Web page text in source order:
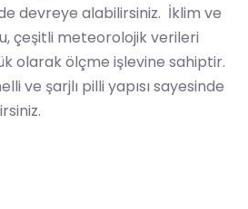
devreye alabilirsiniz. İklim ve
çeşitli meteorolojik verileri
olarak ölçme işlevine sahiptir.
ve şarjlı pilli yapısı sayesinde